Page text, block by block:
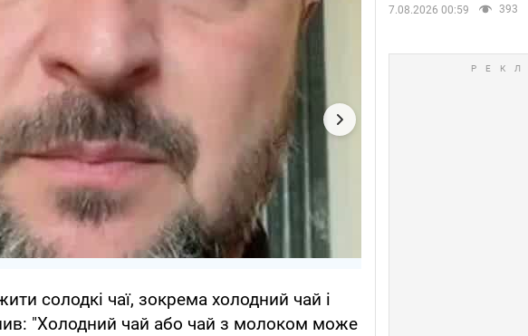
солодкі чаї, зокрема холодний чай і
"Холодний чай або чай з молоком може
7.08.2026 00:59 393